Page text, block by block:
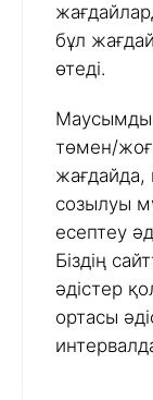
бұл
өтеді.
төмен/
жағдайда,
созылуы
есептеу
Біздің
әдістер
ортасы